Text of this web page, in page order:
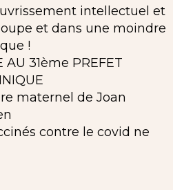
intellectuel et
et dans une moindre
!
AU 31ème PREFET
maternel de Joan
contre le covid ne